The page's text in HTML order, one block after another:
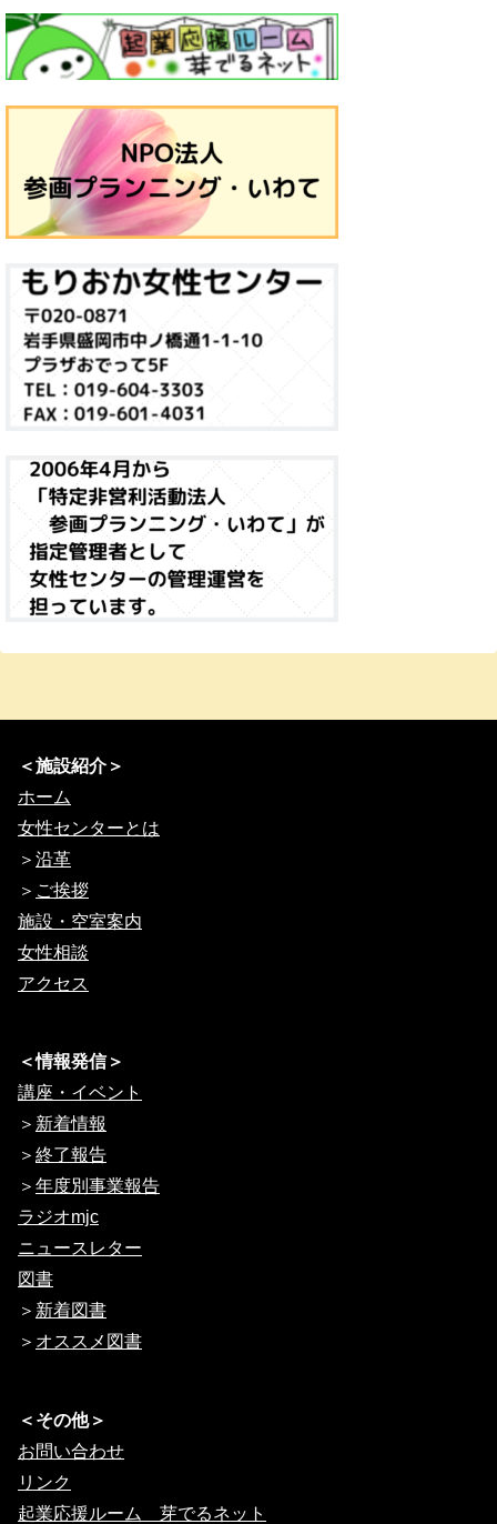
＜施設紹介＞
ホーム
女性センターとは
＞ 沿革
＞ ご挨拶
施設・空室案内
女性相談
アクセス
＜情報発信＞
講座・イベント
＞ 新着情報
＞ 終了報告
＞ 年度別事業報告
ラジオmjc
ニュースレター
図書
＞ 新着図書
＞ オススメ図書
＜その他＞
お問い合わせ
リンク
起業応援ルーム 芽でるネット